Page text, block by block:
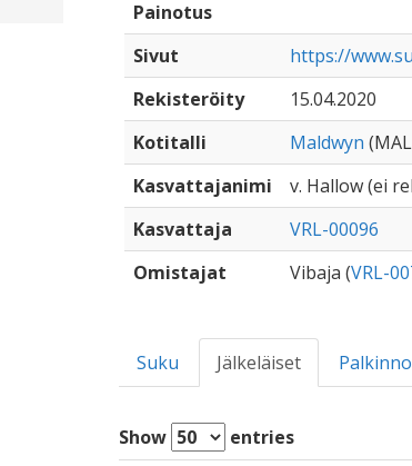
Painotus
Sivut
https://
Rekisteröity
15.04.2020
Kotitalli
Maldwyn
Kasvattajanimi
v. Hallow (ei
Kasvattaja
VRL-00096
Omistajat
Vibaja (VRL-
Suku Jälkeläiset
Show entries